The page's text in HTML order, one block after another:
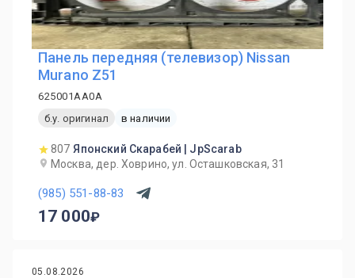
Панель передняя (телевизор) Nissan
Murano Z51
625001AA0A
б.у. оригинал
в наличии
807 Японский Скарабей | JpScarab
Москва, дер. Ховрино, ул. Осташковская, 31
(985) 551-88-83
17 000
05.08.2026